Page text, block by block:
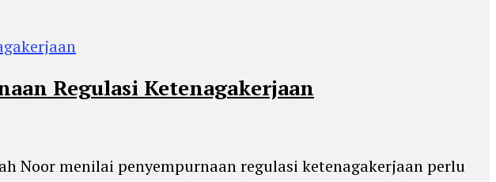
Regulasi Ketenagakerjaan
Noor menilai penyempurnaan regulasi ketenagakerjaan perlu